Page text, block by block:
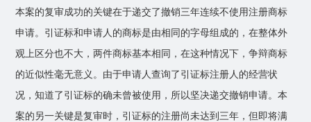
本案的复审成功的关键在于递交了撤销三年连续不使用注册商标
申请。引证标和申请人的商标是由相同的字母组成的，在整体外
观上区分也不大，两件商标基本相同，在这种情况下，争辩商标
的近似性毫无意义。由于申请人查询了引证标注册人的经营状
况，知道了引证标的确未曾被使用，所以坚决递交撤销申请。本
案的另一关键是复审时，引证标的注册尚未达到三年，但即将满